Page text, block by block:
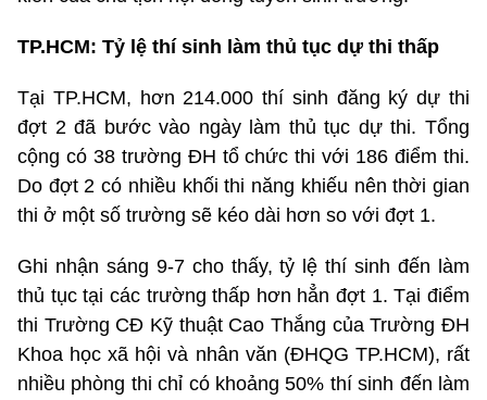
TP.HCM: Tỷ lệ thí sinh làm thủ tục dự thi thấp
Tại TP.HCM, hơn 214.000 thí sinh đăng ký dự thi
đợt 2 đã bước vào ngày làm thủ tục dự thi. Tổng
cộng có 38 trường ĐH tổ chức thi với 186 điểm thi.
Do đợt 2 có nhiều khối thi năng khiếu nên thời gian
thi ở một số trường sẽ kéo dài hơn so với đợt 1.
Ghi nhận sáng 9-7 cho thấy, tỷ lệ thí sinh đến làm
thủ tục tại các trường thấp hơn hẳn đợt 1. Tại điểm
thi Trường CĐ Kỹ thuật Cao Thắng của Trường ĐH
Khoa học xã hội và nhân văn (ĐHQG TP.HCM), rất
nhiều phòng thi chỉ có khoảng 50% thí sinh đến làm